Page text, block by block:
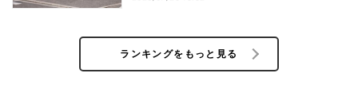
ランキングをもっと見る